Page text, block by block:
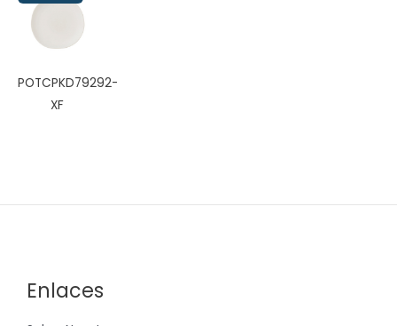
POTCPKD79292-
XF
Enlaces